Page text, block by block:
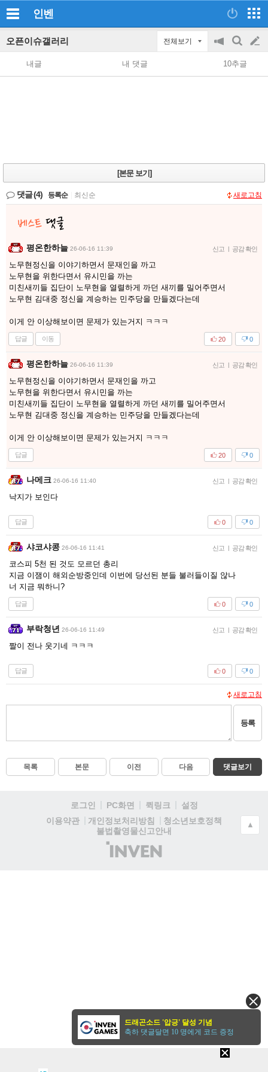
인벤
오픈이슈갤러리 전체보기
공
지
on/off
검
색
글
쓰
내글 내 댓글 10추글
[본문 보기]
댓글(4) 등록순 최신순 새로고침
평온한하늘 26-06-16 11:39 신고 | 공감 확인
노무현정신을 이야기하면서 문재인을 까고
노무현을 위한다면서 유시민을 까는
미친새끼들 집단이 노무현을 열렬하게 까던 새끼를 밀어주면서
노무현 김대중 정신을 계승하는 민주당을 만들겠다는데
이게 안 이상해보이면 문제가 있는거지 ㅋㅋㅋ
답글 이동 0
20
평온한하늘 26-06-16 11:39 신고 | 공감 확인
노무현정신을 이야기하면서 문재인을 까고
노무현을 위한다면서 유시민을 까는
미친새끼들 집단이 노무현을 열렬하게 까던 새끼를 밀어주면서
노무현 김대중 정신을 계승하는 민주당을 만들겠다는데
이게 안 이상해보이면 문제가 있는거지 ㅋㅋㅋ
답글 0
20
나메크 26-06-16 11:40 신고 | 공감 확인
낙지가 보인다
답글 0
0
샤코샤콩 26-06-16 11:41 신고 | 공감 확인
코스피 5천 된 것도 모르던 총리
지금 이잼이 해외순방중인데 이번에 당선된 분들 불러들이질 않나
너 지금 뭐하니?
답글 0
0
부락청년 26-06-16 11:49 신고 | 공감 확인
짤이 전나 웃기네 ㅋㅋㅋ
답글 0
0
새로고침
등록
목록 본문 이전 다음 댓글보기
로그인 PC화면 퀵링크
설정
이용약관
개인정보처리방침
청소년보호정책
불법촬영물신고안내
(주)
인
▲
드래곤소드 '압긍' 달성 기념
축하 댓글달면 10 명에게 코드 증정